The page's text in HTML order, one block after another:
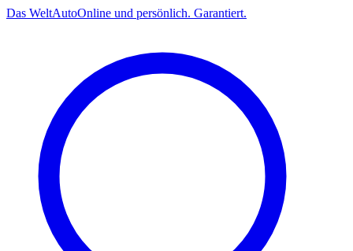
Das WeltAutoOnline und persönlich. Garantiert.